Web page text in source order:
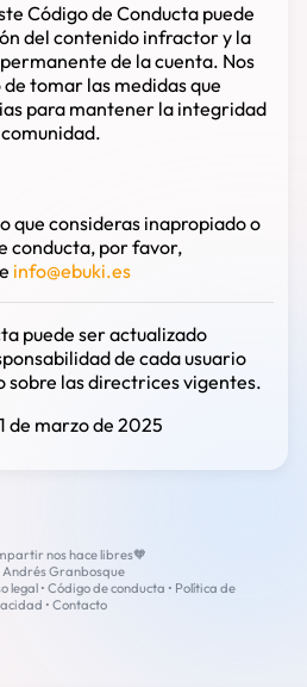
Código de Conducta puede
del contenido infractor y la
de la cuenta. Nos
tomar las medidas que
para mantener la integridad
que consideras inapropiado o
conducta, por favor,
info@ebuki.es
puede ser actualizado
de cada usuario
las directrices vigentes.
de marzo de 2025
nos hace libres🧡
Granbosque
legal • Código de conducta • Política de
• Contacto